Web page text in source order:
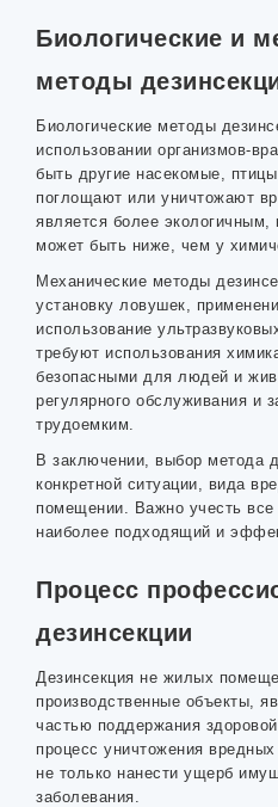
Биологические и
методы
Биологические методы
использовании организмов-
быть другие насекомые,
поглощают или уничтожают
является более экологичным,
может быть ниже, чем у
Механические методы
установку ловушек,
использование
требуют использования
безопасными для людей и
регулярного обслуживания и
трудоемким.
В заключении, выбор метода
конкретной ситуации, вида
помещении. Важно учесть
наиболее подходящий и
Процесс
дезинсекции
Дезинсекция не жилых
производственные объекты,
частью поддержания
процесс уничтожения
не только нанести ущерб
заболевания.